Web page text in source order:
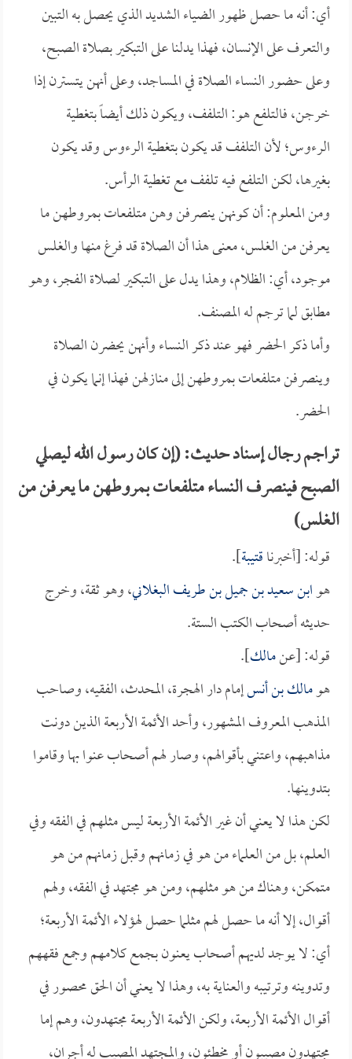
أي: أنه ما حصل ظهور الضياء الشديد الذي يحصل به التبين
والتعرف على الإنسان، فهذا يدلنا على التبكير بصلاة الصبح،
وعلى حضور النساء الصلاة في المساجد، وعلى أنهن يتسترن إذا
خرجن، فالتلفع هو: التلفف، ويكون ذلك أيضاً بتغطية
الرءوس؛ لأن التلفف قد يكون بتغطية الرءوس وقد يكون
بغيرها، لكن التلفع فيه تلفف مع تغطية الرأس.
ومن المعلوم: أن كونهن ينصرفن وهن متلفعات بمروطهن ما
يعرفن من الغلس، معنى هذا أن الصلاة قد فرغ منها والغلس
موجود، أي: الظلام، وهذا يدل على التبكير لصلاة الفجر، وهو
مطابق لما ترجم له المصنف.
وأما ذكر الحضر فهو عند ذكر النساء وأنهن يحضرن الصلاة
وينصرفن متلفعات بمروطهن إلى منازلهن فهذا إنما يكون في
الحضر.
تراجم رجال إسناد حديث: (إن كان رسول الله ليصلي
الصبح فينصرف النساء متلفعات بمروطهن ما يعرفن من
الغلس)
قوله: [أخبرناقتيبة].
هوابن سعيد بن جميل بن طريف البغلاني، وهو ثقة، وخرج
حديثه أصحاب الكتب الستة.
قوله: [عنمالك].
هومالك بن أنسإمام دار الهجرة، المحدث، الفقيه، وصاحب
المذهب المعروف المشهور، وأحد الأئمة الأربعة الذين دونت
مذاهبهم، واعتني بأقوالهم، وصار لهم أصحاب عنوا بها وقاموا
بتدوينها.
لكن هذا لا يعني أن غير الأئمة الأربعة ليس مثلهم في الفقه وفي
العلم، بل من العلماء من هو في زمانهم وقبل زمانهم من هو
متمكن، وهناك من هو مثلهم، ومن هو مجتهد في الفقه، ولهم
أقوال، إلا أنه ما حصل لهم مثلما حصل لهؤلاء الأئمة الأربعة؛
أي: لا يوجد لديهم أصحاب يعنون بجمع كلامهم وجمع فقههم
وتدوينه وترتيبه والعناية به، وهذا لا يعني أن الحق محصور في
أقوال الأئمة الأربعة، ولكن الأئمة الأربعة مجتهدون، وهم إما